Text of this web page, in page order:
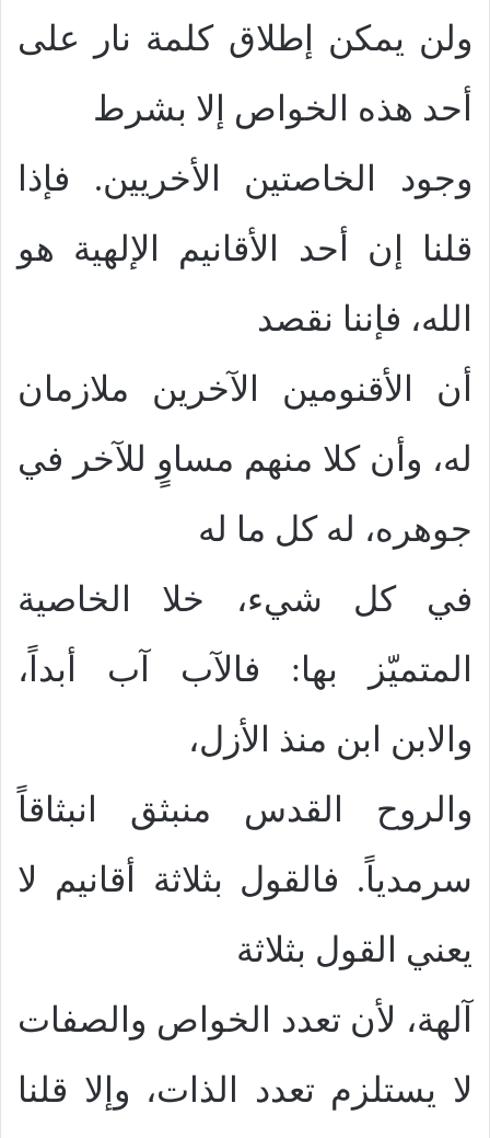
ولن يمكن إطلاق كلمة نار على
أحد هذه الخواص إلا بشرط
وجود الخاصتين الأخريين. فإذا
قلنا إن أحد الأقانيم الإلهية هو
الله، فإننا نقصد
أن الأقنومين الآخرين ملازمان
له، وأن كلا منهم مساوٍ للآخر في
جوهره، له كل ما له
في كل شيء، خلا الخاصية
المتميّز بها: فالآب آب أبداً،
والابن ابن منذ الأزل،
والروح القدس منبثق انبثاقاً
سرمدياً. فالقول بثلاثة أقانيم لا
يعني القول بثلاثة
آلهة، لأن تعدد الخواص والصفات
لا يستلزم تعدد الذات، وإلا قلنا